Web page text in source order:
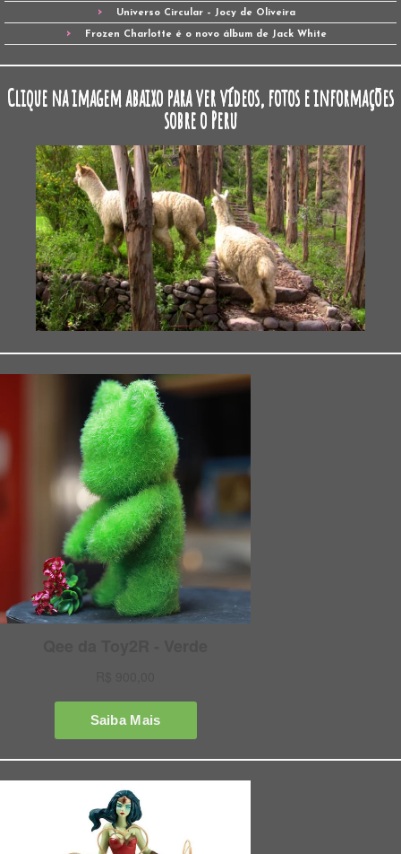
Universo Circular – Jocy de Oliveira
Frozen Charlotte é o novo álbum de Jack White
Clique na imagem abaixo para ver vídeos, fotos e informações
sobre o Peru